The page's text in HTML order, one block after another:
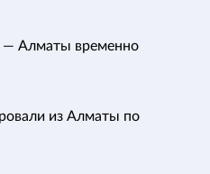
— Алматы временно
из Алматы по